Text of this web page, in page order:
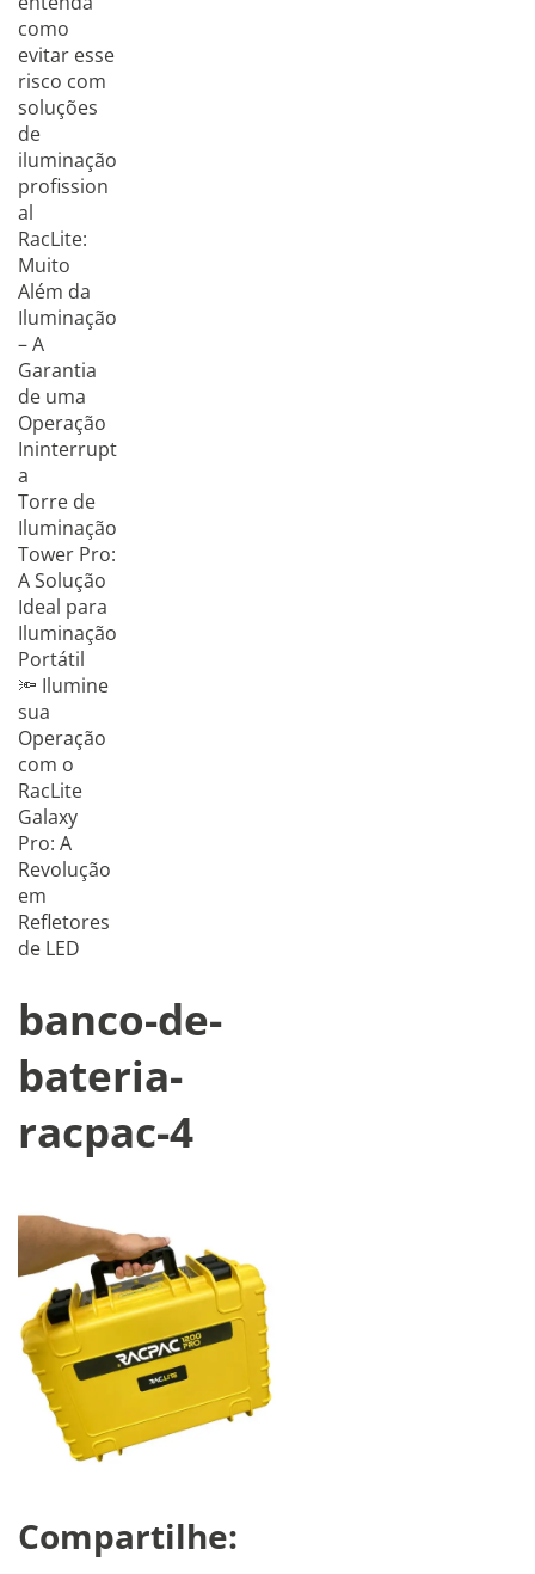
como
evitar esse
risco com
soluções
de
iluminação
profission
al
RacLite:
Muito
Além da
Iluminação
– A
Garantia
de uma
Operação
Ininterrupt
a
Torre de
Iluminação
Tower Pro:
A Solução
Ideal para
Iluminação
Portátil
🔦 Ilumine
sua
Operação
com o
RacLite
Galaxy
Pro: A
Revolução
em
Refletores
de LED
banco-de-
bateria-
racpac-4
Compartilhe: